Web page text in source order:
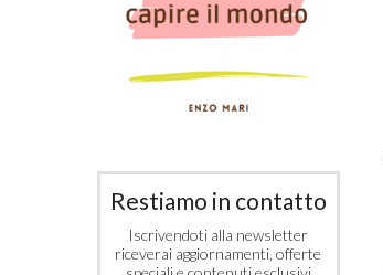
Baby Pomea
17,90
Restiamo in contatto
Iscrivendoti alla newsletter
riceverai aggiornamenti, offerte